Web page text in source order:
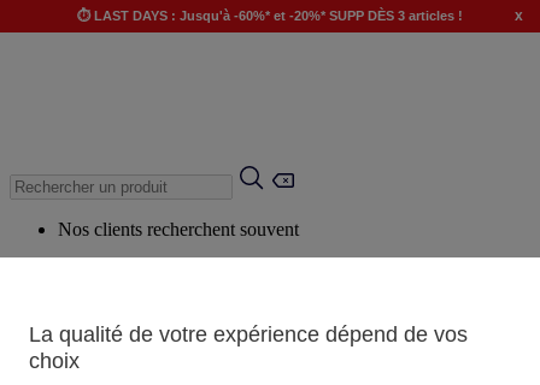
⏱️ LAST DAYS : Jusqu'à -60%* et -20%* SUPP DÈS 3 articles ! x
Nos clients recherchent souvent
Produits suggérés
Voir tous les produits
La qualité de votre expérience dépend de vos
choix